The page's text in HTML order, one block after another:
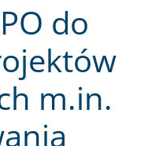
do
m.in.